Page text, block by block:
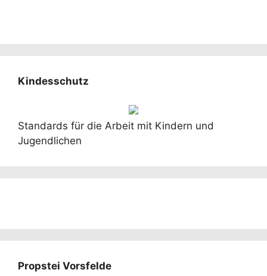
Kindesschutz
Standards für die Arbeit mit Kindern und
Jugendlichen
Propstei Vorsfelde